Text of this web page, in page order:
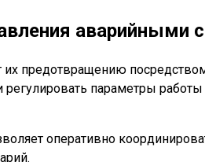
аварийными
их предотвращению
параметры
оперативно